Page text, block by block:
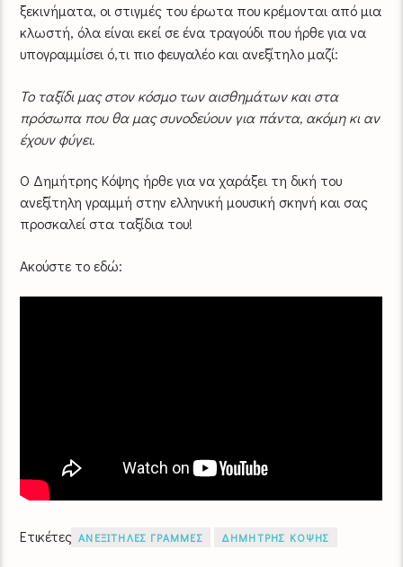
ξεκινήματα, οι στιγμές του έρωτα που κρέμονται από μια
κλωστή, όλα είναι εκεί σε ένα τραγούδι που ήρθε για να
υπογραμμίσει ό,τι πιο φευγαλέο και ανεξίτηλο μαζί:
Το ταξίδι μας στον κόσμο των αισθημάτων και στα
πρόσωπα που θα μας συνοδεύουν για πάντα, ακόμη κι αν
έχουν φύγει.
Ο Δημήτρης Κόψης ήρθε για να χαράξει τη δική του
ανεξίτηλη γραμμή στην ελληνική μουσική σκηνή και σας
προσκαλεί στα ταξίδια του!
Ακούστε το εδώ:
Ετικέτες ΑΝΕΞΙΤΗΛΕΣ ΓΡΑΜΜΕΣ ΔΗΜΗΤΡΗΣ ΚΟΨΗΣ